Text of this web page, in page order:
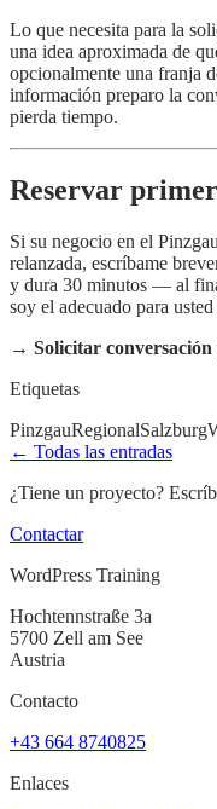
Lo que necesita para la
una idea aproximada de
opcionalmente una franja
información preparo la
pierda tiempo.
Reservar
Si su negocio en el
relanzada, escríbame
y dura 30 minutos — al
soy el adecuado para
→ Solicitar
Etiquetas
PinzgauRegionalSalzburg
← Todas las entradas
¿Tiene un proyecto?
Contactar
WordPress Training
Hochtennstraße 3a
5700 Zell am See
Austria
Contacto
+43 664 8740825
Enlaces